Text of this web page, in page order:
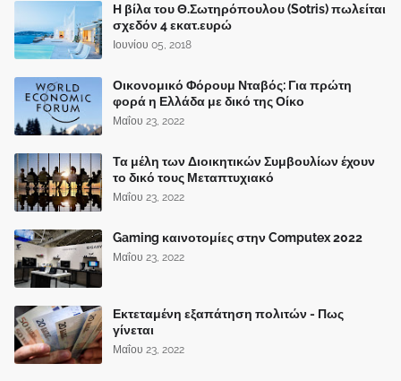
Η βίλα του Θ.Σωτηρόπουλου (Sotris) πωλείται
σχεδόν 4 εκατ.ευρώ
Ιουνίου 05, 2018
Οικονομικό Φόρουμ Νταβός: Για πρώτη
φορά η Ελλάδα με δικό της Οίκο
Μαΐου 23, 2022
Τα μέλη των Διοικητικών Συμβουλίων έχουν
το δικό τους Μεταπτυχιακό
Μαΐου 23, 2022
Gaming καινοτομίες στην Computex 2022
Μαΐου 23, 2022
Εκτεταμένη εξαπάτηση πολιτών - Πως
γίνεται
Μαΐου 23, 2022